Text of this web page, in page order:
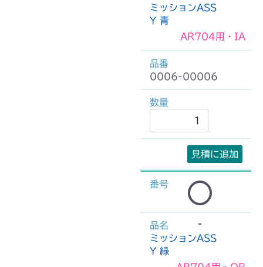
ミッションASS
Y 青
AR704用・IA
0006-00006
見積に追加
-
ミッションASS
Y 緑